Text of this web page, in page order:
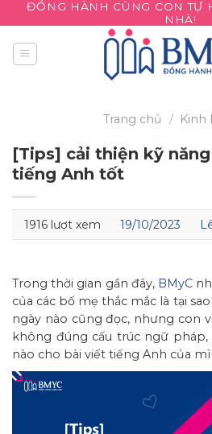
to
content
ĐỒNG HÀNH CÙNG CON TỰ
NHÀ!
Trang chủ / Kinh
[Tips] cải thiện kỹ
tiếng Anh tốt
1916 lượt xem 19/10/2023
Trong thời gian gần đây, BMyC
của các bố mẹ thắc mắc là tại
ngày nào cũng đọc, nhưng con
không đúng cấu trúc ngữ
nào cho bài viết tiếng Anh của